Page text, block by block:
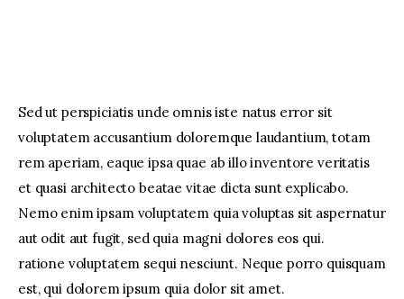
Sed ut perspiciatis unde omnis iste natus error sit
voluptatem accusantium doloremque laudantium, totam
rem aperiam, eaque ipsa quae ab illo inventore veritatis
et quasi architecto beatae vitae dicta sunt explicabo.
Nemo enim ipsam voluptatem quia voluptas sit aspernatur
aut odit aut fugit, sed quia magni dolores eos qui.
ratione voluptatem sequi nesciunt. Neque porro quisquam
est, qui dolorem ipsum quia dolor sit amet.